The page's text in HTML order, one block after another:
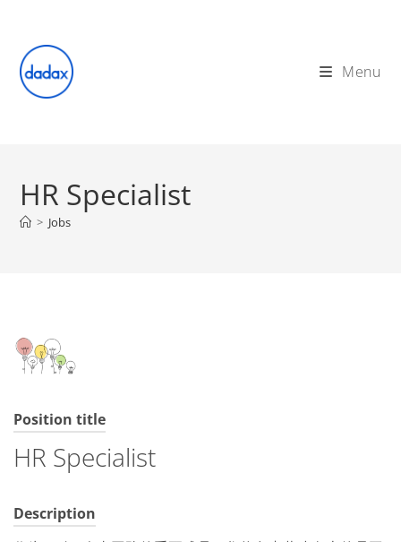
content
Menu
HR Specialist
> Jobs
Position title
HR Specialist
Description